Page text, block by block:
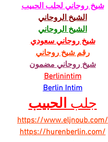
شيخ روحاني لجلب الحبيب
الشيخ الروحاني
الشيخ الروحاني
شيخ روحاني سعودي
رقم شيخ روحاني
شيخ روحاني مضمون
Berlinintim
Berlin Intim
جلب الحبيب
https://www.eljnoub.com/
https://hurenberlin.com/